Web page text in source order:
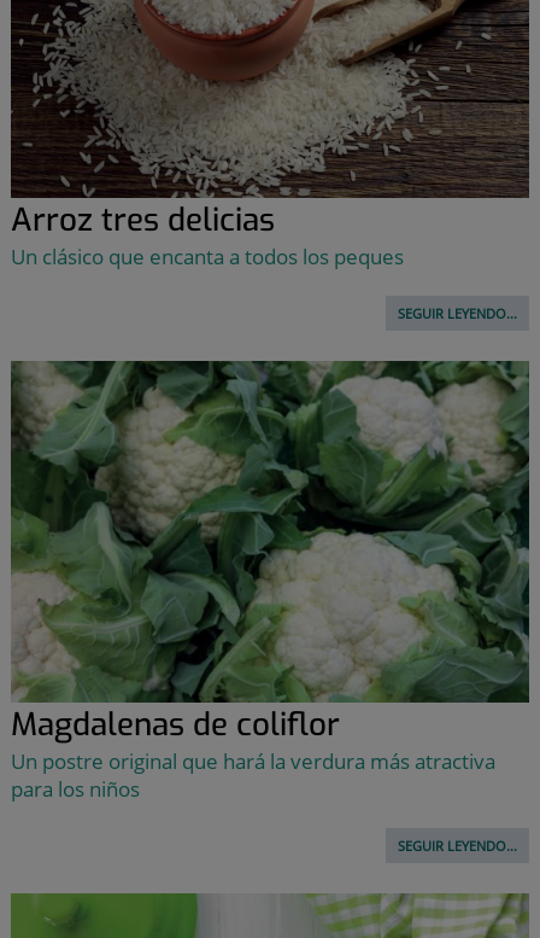
Arroz tres delicias
Un clásico que encanta a todos los peques
SEGUIR LEYENDO...
Magdalenas de coliflor
Un postre original que hará la verdura más atractiva
para los niños
SEGUIR LEYENDO...